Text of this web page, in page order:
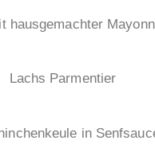
in